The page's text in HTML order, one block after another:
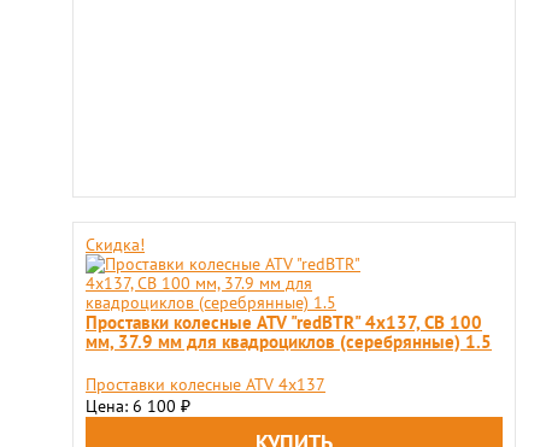
Скидка!
Проставки колесные ATV "redBTR" 4x137, СВ 100
мм, 37.9 мм для квадроциклов (серебрянные) 1.5
Проставки колесные ATV 4x137
Цена: 6 100 ₽